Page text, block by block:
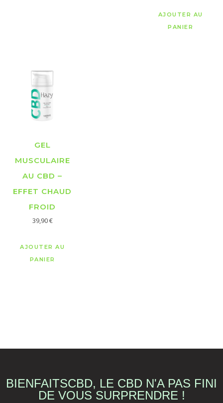
AJOUTER AU
PANIER
GEL
MUSCULAIRE
AU CBD –
EFFET CHAUD
FROID
39,90€
AJOUTER AU
PANIER
BIENFAITSCBD, LE CBD N'A PAS FINI
DE VOUS SURPRENDRE !